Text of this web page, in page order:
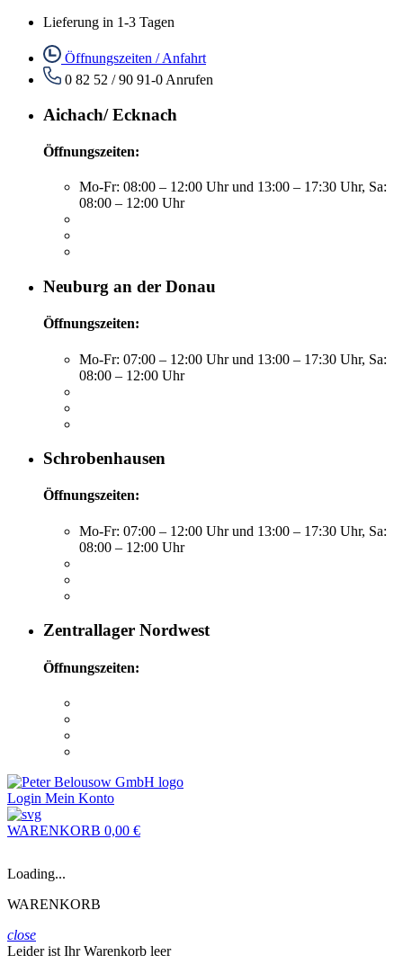
Lieferung in 1-3 Tagen
Öffnungszeiten / Anfahrt
0 82 52 / 90 91-0 Anrufen
Aichach/ Ecknach
Öffnungszeiten:
Mo-Fr: 08:00 – 12:00 Uhr und 13:00 – 17:30 Uhr, Sa:
08:00 – 12:00 Uhr
Neuburg an der Donau
Öffnungszeiten:
Mo-Fr: 07:00 – 12:00 Uhr und 13:00 – 17:30 Uhr, Sa:
08:00 – 12:00 Uhr
Schrobenhausen
Öffnungszeiten:
Mo-Fr: 07:00 – 12:00 Uhr und 13:00 – 17:30 Uhr, Sa:
08:00 – 12:00 Uhr
Zentrallager Nordwest
Öffnungszeiten:
Login Mein Konto
WARENKORB 0,00 €
Loading...
WARENKORB
close
Leider ist Ihr Warenkorb leer